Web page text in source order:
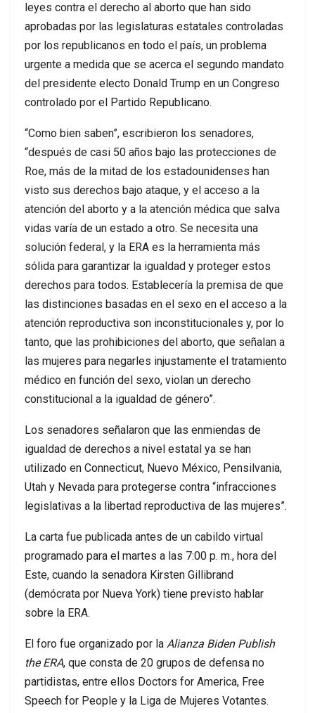
leyes contra el derecho al aborto que han sido
aprobadas por las legislaturas estatales controladas
por los republicanos en todo el país, un problema
urgente a medida que se acerca el segundo mandato
del presidente electo Donald Trump en un Congreso
controlado por el Partido Republicano.
“Como bien saben”, escribieron los senadores,
“después de casi 50 años bajo las protecciones de
Roe, más de la mitad de los estadounidenses han
visto sus derechos bajo ataque, y el acceso a la
atención del aborto y a la atención médica que salva
vidas varía de un estado a otro. Se necesita una
solución federal, y la ERA es la herramienta más
sólida para garantizar la igualdad y proteger estos
derechos para todos. Establecería la premisa de que
las distinciones basadas en el sexo en el acceso a la
atención reproductiva son inconstitucionales y, por lo
tanto, que las prohibiciones del aborto, que señalan a
las mujeres para negarles injustamente el tratamiento
médico en función del sexo, violan un derecho
constitucional a la igualdad de género”.
Los senadores señalaron que las enmiendas de
igualdad de derechos a nivel estatal ya se han
utilizado en Connecticut, Nuevo México, Pensilvania,
Utah y Nevada para protegerse contra “infracciones
legislativas a la libertad reproductiva de las mujeres”.
La carta fue publicada antes de un cabildo virtual
programado para el martes a las 7:00 p. m., hora del
Este, cuando la senadora Kirsten Gillibrand
(demócrata por Nueva York) tiene previsto hablar
sobre la ERA.
El foro fue organizado por la Alianza Biden Publish
the ERA, que consta de 20 grupos de defensa no
partidistas, entre ellos Doctors for America, Free
Speech for People y la Liga de Mujeres Votantes.